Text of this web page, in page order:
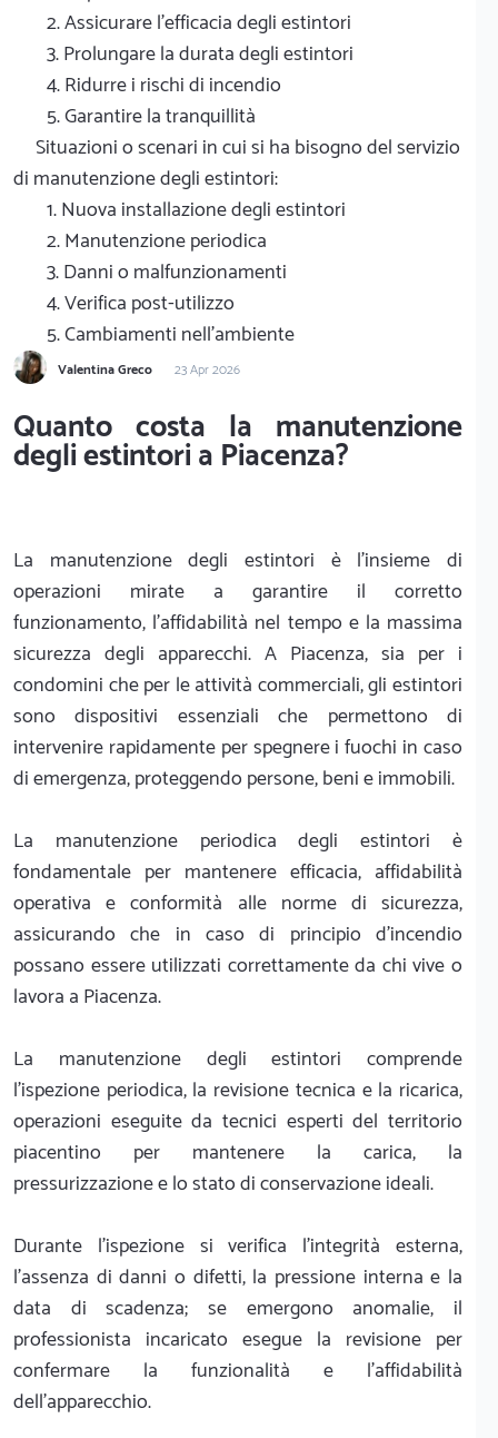
2. Assicurare l'efficacia degli estintori
3. Prolungare la durata degli estintori
4. Ridurre i rischi di incendio
5. Garantire la tranquillità
Situazioni o scenari in cui si ha bisogno del servizio
di manutenzione degli estintori:
1. Nuova installazione degli estintori
2. Manutenzione periodica
3. Danni o malfunzionamenti
4. Verifica post-utilizzo
5. Cambiamenti nell'ambiente
Valentina Greco 23 Apr 2026
Quanto costa la manutenzione
degli estintori a Piacenza?
La manutenzione degli estintori è l'insieme di
operazioni mirate a garantire il corretto
funzionamento, l'affidabilità nel tempo e la massima
sicurezza degli apparecchi. A Piacenza, sia per i
condomini che per le attività commerciali, gli estintori
sono dispositivi essenziali che permettono di
intervenire rapidamente per spegnere i fuochi in caso
di emergenza, proteggendo persone, beni e immobili.
La manutenzione periodica degli estintori è
fondamentale per mantenere efficacia, affidabilità
operativa e conformità alle norme di sicurezza,
assicurando che in caso di principio d'incendio
possano essere utilizzati correttamente da chi vive o
lavora a Piacenza.
La manutenzione degli estintori comprende
l'ispezione periodica, la revisione tecnica e la ricarica,
operazioni eseguite da tecnici esperti del territorio
piacentino per mantenere la carica, la
pressurizzazione e lo stato di conservazione ideali.
Durante l'ispezione si verifica l'integrità esterna,
l'assenza di danni o difetti, la pressione interna e la
data di scadenza; se emergono anomalie, il
professionista incaricato esegue la revisione per
confermare la funzionalità e l'affidabilità
dell'apparecchio.